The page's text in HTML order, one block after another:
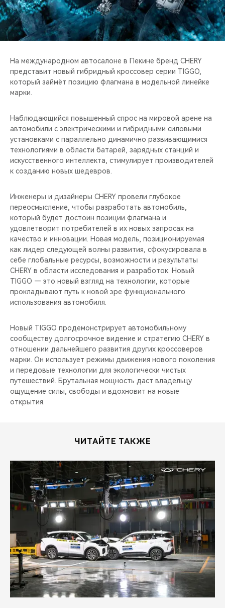
CHERY И СПОРТ
ВИДЕООБЗОРЫ
На международном автосалоне в Пекине бренд CHERY
представит новый гибридный кроссовер серии TIGGO,
который займёт позицию флагмана в модельной линейке
марки.
Наблюдающийся повышенный спрос на мировой арене на
автомобили с электрическими и гибридными силовыми
установками с параллельно динамично развивающимися
технологиями в области батарей, зарядных станций и
искусственного интеллекта, стимулирует производителей
к созданию новых шедевров.
Инженеры и дизайнеры CHERY провели глубокое
переосмысление, чтобы разработать автомобиль,
который будет достоин позиции флагмана и
удовлетворит потребителей в их новых запросах на
качество и инновации. Новая модель, позиционируемая
как лидер следующей волны развития, сфокусировала в
себе глобальные ресурсы, возможности и результаты
CHERY в области исследования и разработок. Новый
TIGGO — это новый взгляд на технологии, которые
прокладывают путь к новой эре функционального
использования автомобиля.
Новый TIGGO продемонстрирует автомобильному
сообществу долгосрочное видение и стратегию CHERY в
отношении дальнейшего развития других кроссоверов
марки. Он использует режимы движения нового поколения
и передовые технологии для экологически чистых
путешествий. Брутальная мощность даст владельцу
ощущение силы, свободы и вдохновит на новые
открытия.
ЧИТАЙТЕ ТАКЖЕ